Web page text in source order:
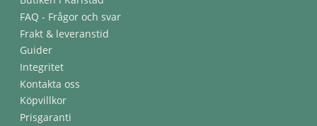
FAQ - Frågor och svar
Frakt & leveranstid
Guider
Integritet
Kontakta oss
Köpvillkor
Prisgaranti